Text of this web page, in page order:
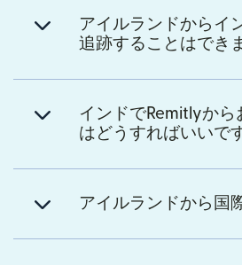
アイルランドからイ
追跡することはでき
インドでRemitlyか
はどうすればいいで
アイルランドから国